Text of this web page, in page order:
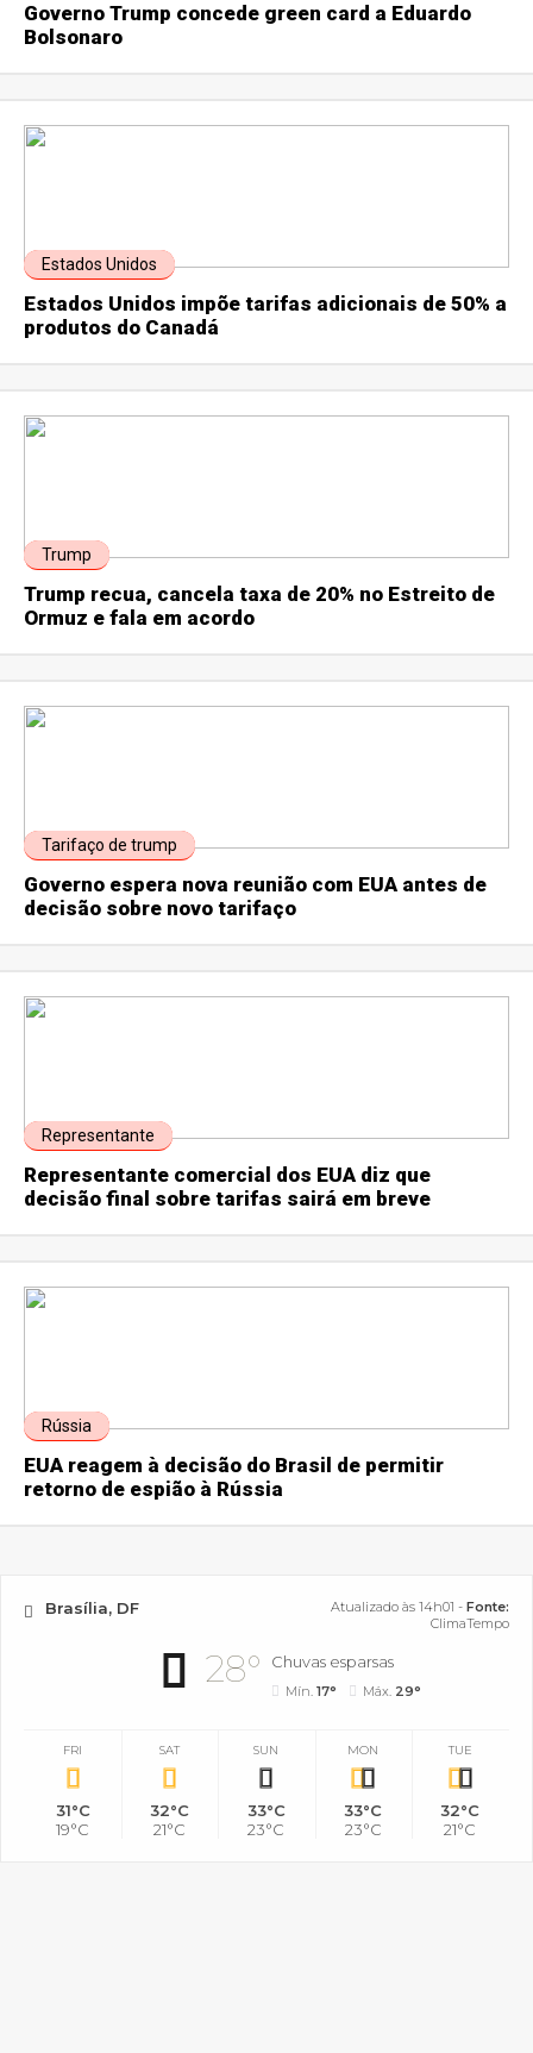
Governo Trump concede green card a Eduardo
Bolsonaro
Estados Unidos
Estados Unidos impõe tarifas adicionais de 50% a
produtos do Canadá
Trump
Trump recua, cancela taxa de 20% no Estreito de
Ormuz e fala em acordo
Tarifaço de trump
Governo espera nova reunião com EUA antes de
decisão sobre novo tarifaço
Representante
Representante comercial dos EUA diz que
decisão final sobre tarifas sairá em breve
Rússia
EUA reagem à decisão do Brasil de permitir
retorno de espião à Rússia
Brasília, DF Atualizado às 14h01 - Fonte:
ClimaTempo
28° Chuvas esparsas
Mín.17° Máx. 29°
FRI
31°C
19°C
SAT
32°C
21°C
SUN
33°C
23°C
MON
33°C
23°C
TUE
32°C
21°C